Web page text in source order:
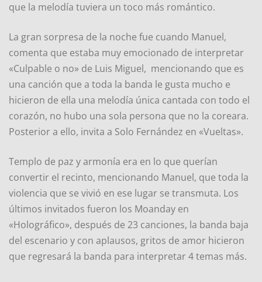
que la melodía tuviera un toco más romántico.
La gran sorpresa de la noche fue cuando Manuel,
comenta que estaba muy emocionado de interpretar
«Culpable o no» de Luis Miguel, mencionando que es
una canción que a toda la banda le gusta mucho e
hicieron de ella una melodía única cantada con todo el
corazón, no hubo una sola persona que no la coreara.
Posterior a ello, invita a Solo Fernández en «Vueltas».
Templo de paz y armonía era en lo que querían
convertir el recinto, mencionando Manuel, que toda la
violencia que se vivió en ese lugar se transmuta. Los
últimos invitados fueron los Moanday en
«Holográfico», después de 23 canciones, la banda baja
del escenario y con aplausos, gritos de amor hicieron
que regresará la banda para interpretar 4 temas más.